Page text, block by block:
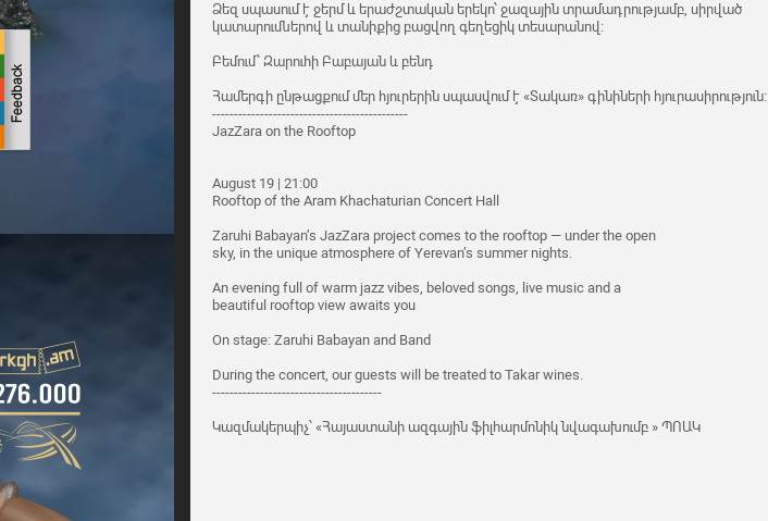
Ձեզ սպասում է ջերմ և երաժշտական երեկո՝ ջազային տրամադրությամբ, սիրված
կատարումներով և տանիքից բացվող գեղեցիկ տեսարանով:
Բեմում՝ Զարուհի Բաբայան և բենդ
Համերգի ընթացքում մեր հյուրերին սպասվում է «Տակառ» գինիների հյուրասիրություն։
---------------------------------------------
JazZara on the Rooftop
August 19 | 21:00
Rooftop of the Aram Khachaturian Concert Hall
Zaruhi Babayan’s JazZara project comes to the rooftop — under the open
sky, in the unique atmosphere of Yerevan’s summer nights.
An evening full of warm jazz vibes, beloved songs, live music and a
beautiful rooftop view awaits you
On stage: Zaruhi Babayan and Band
During the concert, our guests will be treated to Takar wines.
---------------------------------------
Կազմակերպիչ՝ «Հայաստանի ազգային ֆիլհարմոնիկ նվագախումբ » ՊՈԱԿ